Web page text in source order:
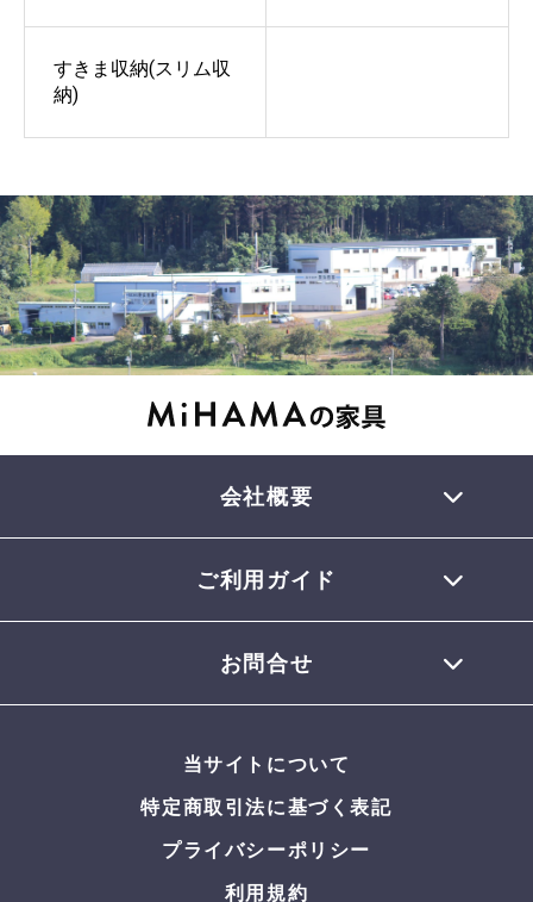
すきま収納(スリム収
納)
会社概要
ご利用ガイド
お支払いについて
返品・交換について
よくある質問
お問合せ
当サイトについて
特定商取引法に基づく表記
プライバシーポリシー
利用規約